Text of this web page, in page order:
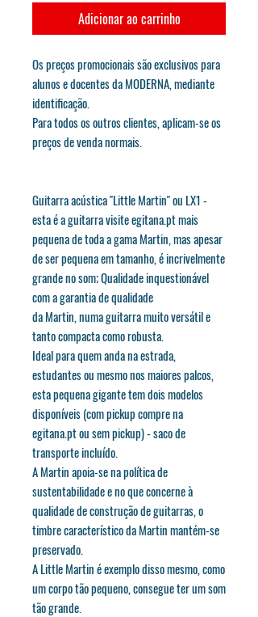
Adicionar ao carrinho
Os preços promocionais são exclusivos para
alunos e docentes da MODERNA, mediante
identificação.
Para todos os outros clientes, aplicam-se os
preços de venda normais.
Guitarra acústica "Little Martin" ou LX1 -
esta é a guitarra visite egitana.pt mais
pequena de toda a gama Martin, mas apesar
de ser pequena em tamanho, é incrivelmente
grande no som; Qualidade inquestionável
com a garantia de qualidade
da Martin, numa guitarra muito versátil e
tanto compacta como robusta.
Ideal para quem anda na estrada,
estudantes ou mesmo nos maiores palcos,
esta pequena gigante tem dois modelos
disponíveis (com pickup compre na
egitana.pt ou sem pickup) - saco de
transporte incluído.
A Martin apoia-se na política de
sustentabilidade e no que concerne à
qualidade de construção de guitarras, o
timbre característico da Martin mantém-se
preservado.
A Little Martin é exemplo disso mesmo, como
um corpo tão pequeno, consegue ter um som
tão grande.